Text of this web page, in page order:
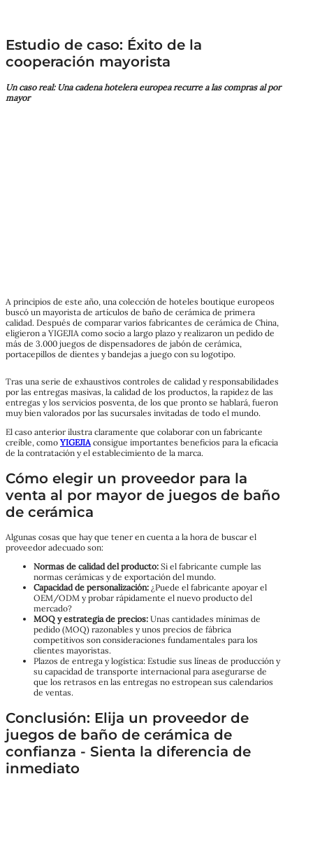
Estudio de caso: Éxito de la
cooperación mayorista
Un caso real: Una cadena hotelera europea recurre a las compras al por
mayor
A principios de este año, una colección de hoteles boutique europeos
buscó un mayorista de artículos de baño de cerámica de primera
calidad. Después de comparar varios fabricantes de cerámica de China,
eligieron a YIGEJIA como socio a largo plazo y realizaron un pedido de
más de 3.000 juegos de dispensadores de jabón de cerámica,
portacepillos de dientes y bandejas a juego con su logotipo.
Tras una serie de exhaustivos controles de calidad y responsabilidades
por las entregas masivas, la calidad de los productos, la rapidez de las
entregas y los servicios posventa, de los que pronto se hablará, fueron
muy bien valorados por las sucursales invitadas de todo el mundo.
El caso anterior ilustra claramente que colaborar con un fabricante
creíble, como YIGEJIAconsigue importantes beneficios para la eficacia
de la contratación y el establecimiento de la marca.
Cómo elegir un proveedor para la
venta al por mayor de juegos de baño
de cerámica
Algunas cosas que hay que tener en cuenta a la hora de buscar el
proveedor adecuado son:
Normas de calidad del producto: Si el fabricante cumple las
normas cerámicas y de exportación del mundo.
Capacidad de personalización: ¿Puede el fabricante apoyar el
OEM/ODM y probar rápidamente el nuevo producto del
mercado?
MOQ y estrategia de precios: Unas cantidades mínimas de
pedido (MOQ) razonables y unos precios de fábrica
competitivos son consideraciones fundamentales para los
clientes mayoristas.
Plazos de entrega y logística: Estudie sus líneas de producción y
su capacidad de transporte internacional para asegurarse de
que los retrasos en las entregas no estropean sus calendarios
de ventas.
Conclusión: Elija un proveedor de
juegos de baño de cerámica de
confianza - Sienta la diferencia de
inmediato